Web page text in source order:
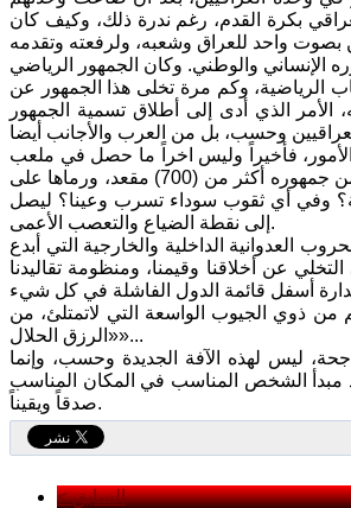
بكرة القدم، رغم ندرة ذلك، وكيف كان
الإنساني والوطني. وكان الجمهور الرياضي
الرياضية، وكم مرة تخلى هذا الجمهور عن
الأمر الذي أدى إلى أطلاق تسمية الجمهور
الأمور، فأخيراً وليس اخراً ما حصل في ملعب
الشعب، أثناء وبعد مباراة الشرطة ونفط الوسط، عندما خسر الشرطة بهدفين دون رد، حيث اقتلع البعض من جمهوره أكثر من (700) مقعد، ورماها على
وفي أي ثقوب سوداء تسرب وعينا؟ ليصل
إلى نقطة الضياع والتعصب الأعمى.
العدوانية الداخلية والخارجية التي أبدع
عن أخلاقنا وقيمنا، ومنظومة تقاليدنا
من ذوي الجيوب الواسعة التي لاتمتلئ، من
«الرزق الحلال»...
ليس لهذه الآفة الجديدة وحسب، وإنما
مبدأ الشخص المناسب في المكان المناسب
صدقاً ويقيناً.
< السابق